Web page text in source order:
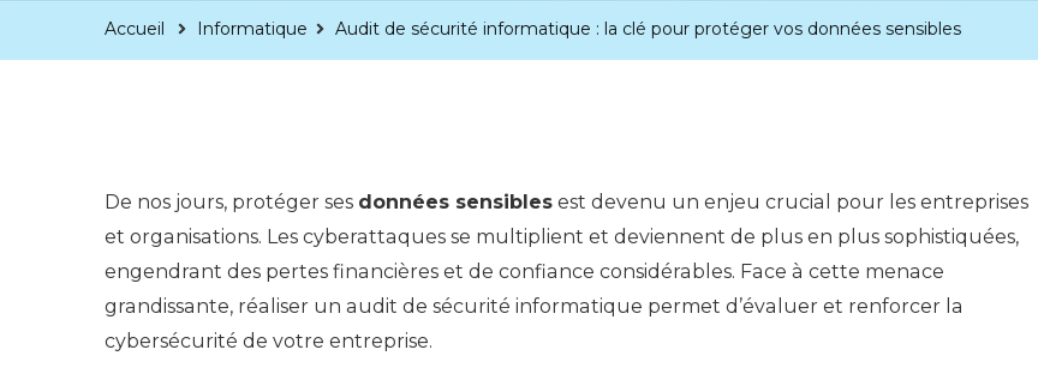
Accueil Informatique Audit de sécurité informatique : la clé pour protéger vos données sensibles
De nos jours, protéger ses données sensibles est devenu un enjeu crucial pour les entreprises
et organisations. Les cyberattaques se multiplient et deviennent de plus en plus sophistiquées,
engendrant des pertes financières et de confiance considérables. Face à cette menace
grandissante, réaliser un audit de sécurité informatique permet d’évaluer et renforcer la
cybersécurité de votre entreprise.